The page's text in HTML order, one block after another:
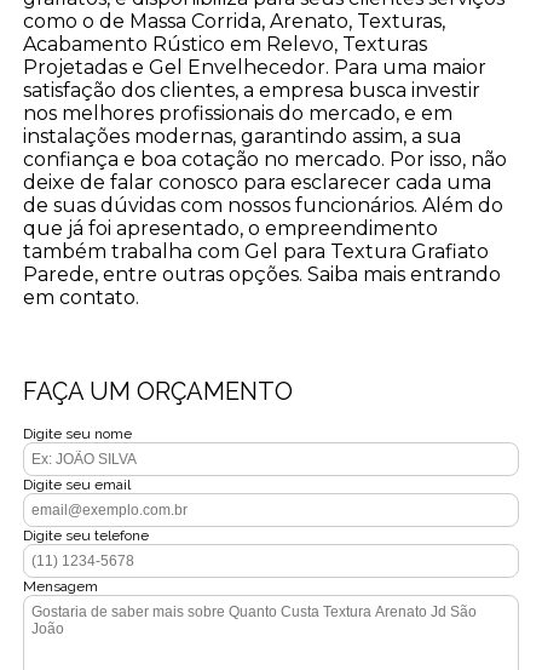
como o de Massa Corrida, Arenato, Texturas,
Acabamento Rústico em Relevo, Texturas
Projetadas e Gel Envelhecedor. Para uma maior
satisfação dos clientes, a empresa busca investir
nos melhores profissionais do mercado, e em
instalações modernas, garantindo assim, a sua
confiança e boa cotação no mercado. Por isso, não
deixe de falar conosco para esclarecer cada uma
de suas dúvidas com nossos funcionários. Além do
que já foi apresentado, o empreendimento
também trabalha com Gel para Textura Grafiato
Parede, entre outras opções. Saiba mais entrando
em contato.
FAÇA UM ORÇAMENTO
Digite seu nome
Digite seu email
Digite seu telefone
Mensagem